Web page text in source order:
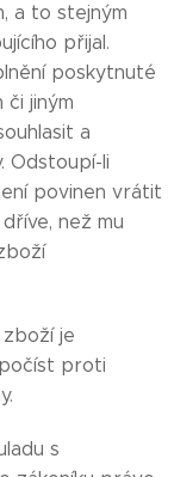
a to stejným
přijal.
poskytnuté
či jiným
a
Odstoupí-li
povinen vrátit
než mu
je
proti
s